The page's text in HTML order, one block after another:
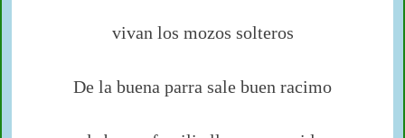
vivan los mozos solteros
De la buena parra sale buen racimo